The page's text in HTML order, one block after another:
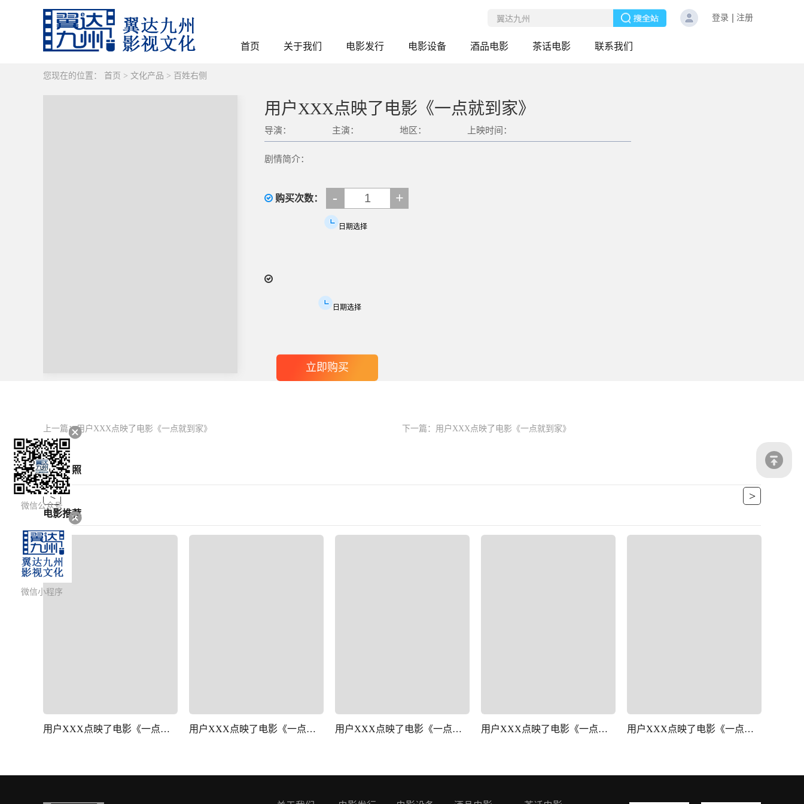
登录 注册
首页 关于我们 电影发行 电影设备 酒品电影 茶话电影 联系我们
您现在的位置： 首页 > 文化产品 > 百姓右侧
用户XXX点映了电影《一点就到家》
导演： 主演： 地区： 上映时间：
剧情简介：
购买次数： - +
日期选择
日期选择
上一篇：用户XXX点映了电影《一点就到家》 下一篇： 用户XXX点映了电影《一点就到家》
影片剧照
< >
电影推荐
用户XXX点映了电影《一点就到家》 用户XXX点映了电影《一点就到家》 用户XXX点映了电影《一点就到家》 用户XXX点映了电影《一点就到家》 用户XXX点映了电影《一点就到家》
微信公众号
微信小程序